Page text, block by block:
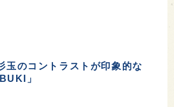
玉のコントラストが印象的な
」